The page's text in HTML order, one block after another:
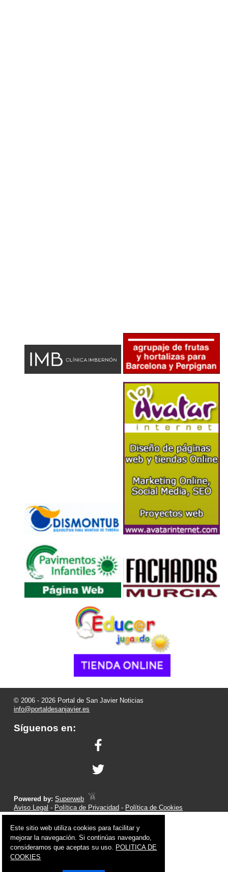
© 2006 - 2026 Portal de San Javier Noticias
info@portaldesanjavier.es
Síguenos en:
Powered by:Superweb
Aviso Legal - Política de Privacidad - Política de Cookies
Este sitio web utiliza cookies para facilitar y
mejorar la navegación. Si continúas navegando,
consideramos que aceptas su uso. POLITICA DE
COOKIES